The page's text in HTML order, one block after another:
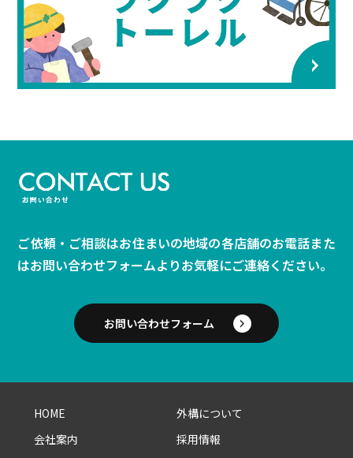
ご依頼・ご相談はお住まいの地域の各店舗のお電話また
はお問い合わせフォームよりお気軽にご連絡ください。
お問い合わせフォーム
HOME
会社案内
外構について
採用情報